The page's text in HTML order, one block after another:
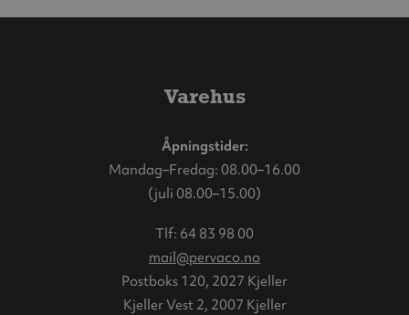
Varehus
Åpningstider:
Mandag–Fredag: 08.00–16.00
(juli 08.00–15.00)
Tlf: 64 83 98 00
mail@pervaco.no
Postboks 120, 2027 Kjeller
Kjeller Vest 2, 2007 Kjeller